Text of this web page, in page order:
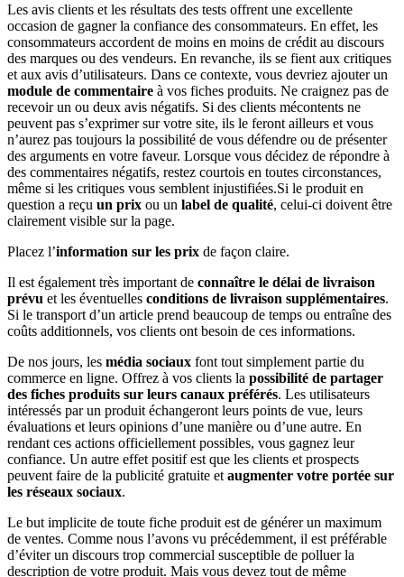
Les avis clients et les résultats des tests offrent une excellente
occasion de gagner la confiance des consommateurs. En effet, les
consommateurs accordent de moins en moins de crédit au discours
des marques ou des vendeurs. En revanche, ils se fient aux critiques
et aux avis d’utilisateurs. Dans ce contexte, vous devriez ajouter un
module de commentaire à vos fiches produits. Ne craignez pas de
recevoir un ou deux avis négatifs. Si des clients mécontents ne
peuvent pas s’exprimer sur votre site, ils le feront ailleurs et vous
n’aurez pas toujours la possibilité de vous défendre ou de présenter
des arguments en votre faveur. Lorsque vous décidez de répondre à
des commentaires négatifs, restez courtois en toutes circonstances,
même si les critiques vous semblent injustifiées.Si le produit en
question a reçu un prix ou un label de qualité, celui-ci doivent être
clairement visible sur la page.
Placez l’information sur les prix de façon claire.
Il est également très important de connaître le délai de livraison
prévu et les éventuelles conditions de livraison supplémentaires.
Si le transport d’un article prend beaucoup de temps ou entraîne des
coûts additionnels, vos clients ont besoin de ces informations.
De nos jours, les média sociaux font tout simplement partie du
commerce en ligne. Offrez à vos clients la possibilité de partager
des fiches produits sur leurs canaux préférés. Les utilisateurs
intéressés par un produit échangeront leurs points de vue, leurs
évaluations et leurs opinions d’une manière ou d’une autre. En
rendant ces actions officiellement possibles, vous gagnez leur
confiance. Un autre effet positif est que les clients et prospects
peuvent faire de la publicité gratuite et augmenter votre portée sur
les réseaux sociaux.
Le but implicite de toute fiche produit est de générer un maximum
de ventes. Comme nous l’avons vu précédemment, il est préférable
d’éviter un discours trop commercial susceptible de polluer la
description de votre produit. Mais vous devez tout de même